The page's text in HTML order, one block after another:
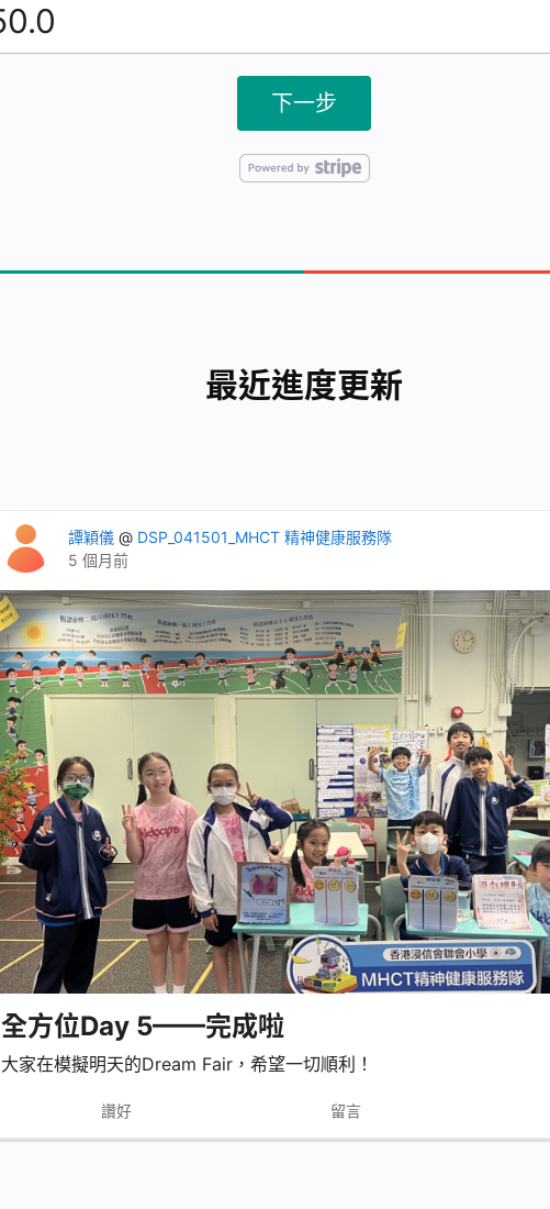
下一步
最近進度更新
譚穎儀 @ DSP_041501_MHCT 精神健康服務隊
5 個月前
全方位Day 5——完成啦
大家在模擬明天的Dream Fair，希望一切順利！
讚好 留言